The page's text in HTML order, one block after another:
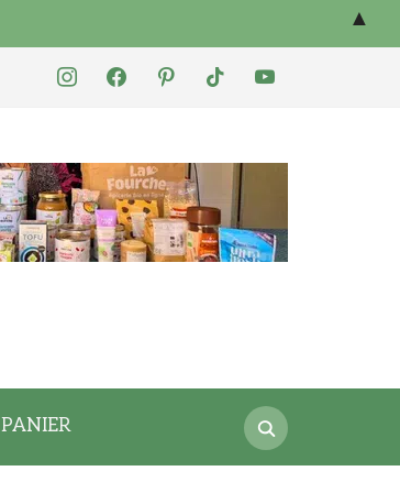
instagramfacebookpinteresttiktok youtube
Search
for:
PANIER
▲